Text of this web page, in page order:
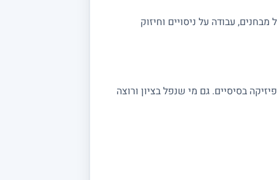
מלאה לבגרות 5 יחידות. אפשר לשלב תרגול מבחנים, עבודה על ניסויים וחיזוק
חיזוק בקורסי פיזיקה בסיסיים. גם מי שנפל בציון ורוצה